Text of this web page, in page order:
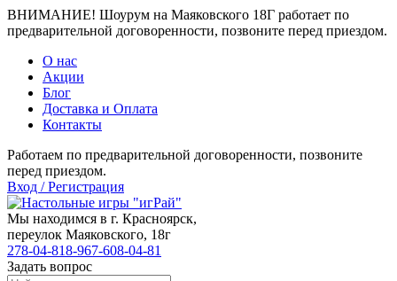
ВНИМАНИЕ! Шоурум на Маяковского 18Г работает по
предварительной договоренности, позвоните перед приездом.
О нас
Акции
Блог
Доставка и Оплата
Контакты
Работаем по предварительной договоренности, позвоните
перед приездом.
Вход / Регистрация
Мы находимся в г. Красноярск,
переулок Маяковского, 18г
278-04-818-967-608-04-81
Задать вопрос